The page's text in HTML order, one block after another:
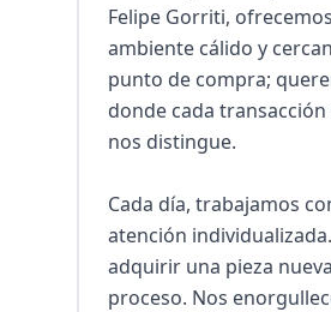
Felipe Gorriti,
ambiente cálido y
punto de compra;
donde cada
nos distingue.
Cada día, trabajamos
atención
adquirir una pieza
proceso. Nos